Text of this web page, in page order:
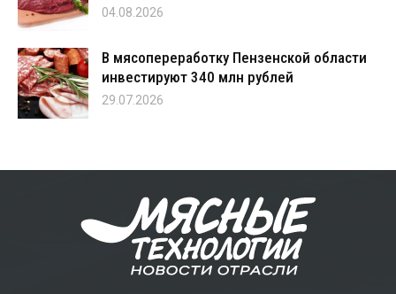
04.08.2026
В мясопереработку Пензенской области
инвестируют 340 млн рублей
29.07.2026